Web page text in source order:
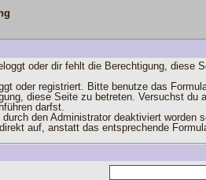
oder dir fehlt die Berechtigung, diese
oder registriert. Bitte benutze das
diese Seite zu betreten. Versuchst
darfst.
durch den Administrator deaktiviert worden
auf, anstatt das entsprechende